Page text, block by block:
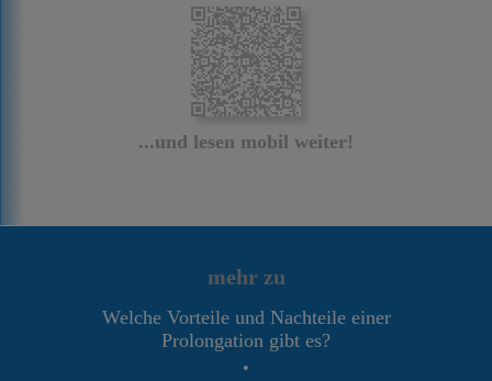
...und lesen mobil weiter!
mehr zu
Welche Vorteile und Nachteile einer
Prolongation gibt es?
•